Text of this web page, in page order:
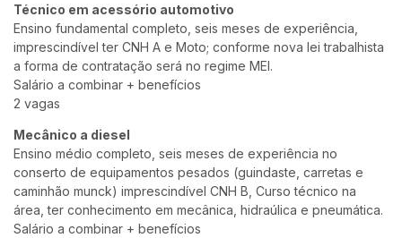
Técnico em acessório automotivo
Ensino fundamental completo, seis meses de experiência,
imprescindível ter CNH A e Moto; conforme nova lei trabalhista
a forma de contratação será no regime MEI.
Salário a combinar + benefícios
2 vagas
Mecânico a diesel
Ensino médio completo, seis meses de experiência no
conserto de equipamentos pesados (guindaste, carretas e
caminhão munck) imprescindível CNH B, Curso técnico na
área, ter conhecimento em mecânica, hidraúlica e pneumática.
Salário a combinar + benefícios